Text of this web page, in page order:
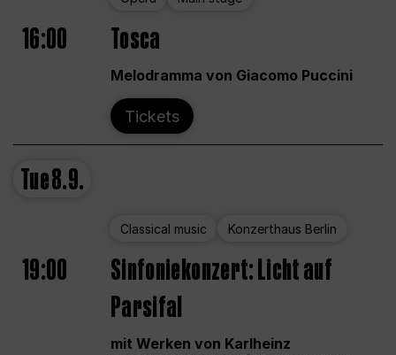
16:00 Tosca
Melodramma von Giacomo Puccini
Tickets
Tue8.9.
Classical music Konzerthaus Berlin
19:00
Sinfoniekonzert: Licht auf
Parsifal
mit Werken von Karlheinz